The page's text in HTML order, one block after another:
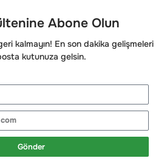
Abone Olun
kalmayın! En son dakika gelişmeleri
kutunuza gelsin.
Gönder